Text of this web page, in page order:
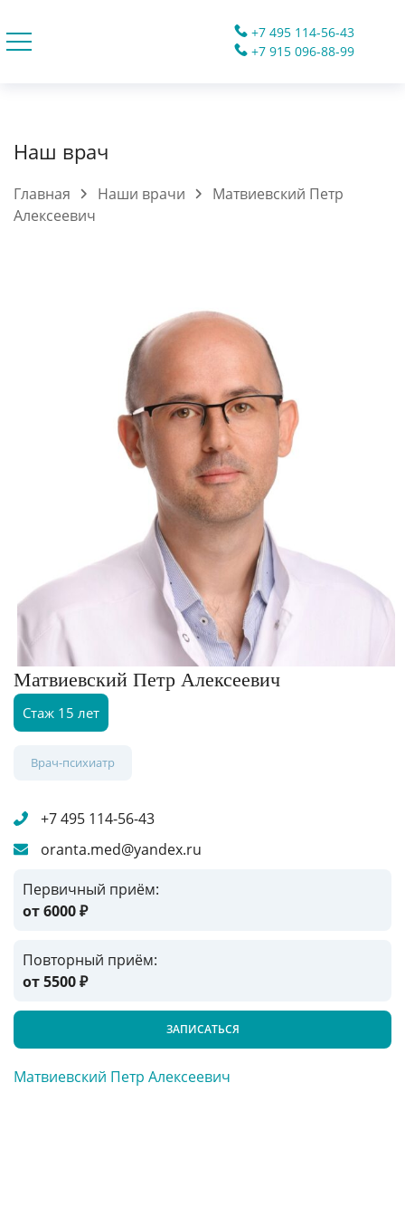
+7 495 114-56-43
+7 915 096-88-99
Наш врач
Главная Наши врачи
Матвиевский Петр
Алексеевич
+7 495 114-56-43
oranta.med@yandex.ru
Первичный приём:
от 6000₽
Повторный приём:
от 5500₽
ЗАПИСАТЬСЯ
Матвиевский Петр Алексеевич
Матвиевский Петр Алексеевич
Стаж 15 лет
Врач-психиатр